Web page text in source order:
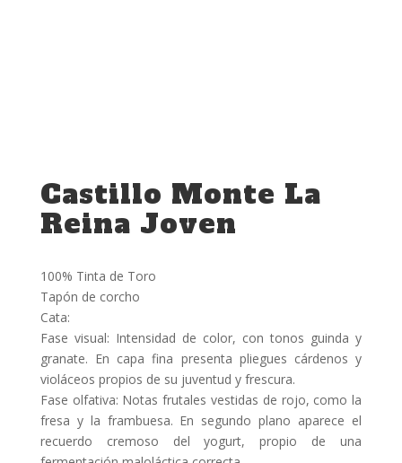
Castillo Monte La
Reina Joven
100% Tinta de Toro
Tapón de corcho
Cata:
Fase visual: Intensidad de color, con tonos guinda y
granate. En capa fina presenta pliegues cárdenos y
violáceos propios de su juventud y frescura.
Fase olfativa: Notas frutales vestidas de rojo, como la
fresa y la frambuesa. En segundo plano aparece el
recuerdo cremoso del yogurt, propio de una